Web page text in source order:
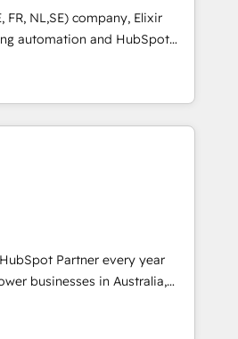
and reported on with clear
driven by core values; Joy, Grit,
for the
company and its clientele, and
FR, NL,SE) company, Elixir
automation and HubSpot
services to mid-market
sales,
department operates in the
at the same time
Elixir is located in
sales and service
renowned for our business
)design experience and a
complex solutions like SAP,
Partner every year
to realise their full
HubSpot CRM